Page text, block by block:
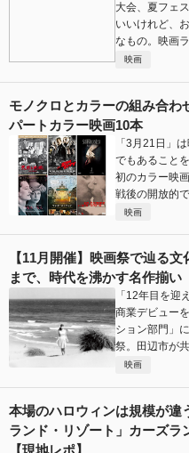
大会、夏フェ
いいけれど、
なもの。映画
映画
モノクロとカラーの組み合わ
パートカラー映画10本
「3月21日」
でもあること
初のカラー映
戦後の開放的
映画
【11月開催】映画祭で辿る
まで、時代を沸かす名作揃い
「12年目を迎
商業デビュー
ション部門」
祭。田辺市が
映画
本場のハロウィンは規模が違
ランド・リゾート」カーズラ
【現地レポ】